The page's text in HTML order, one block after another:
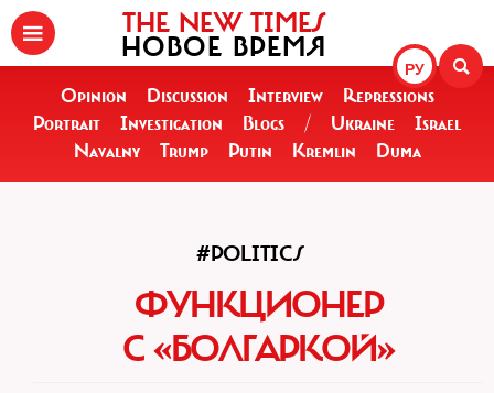
РУ
THE NEW TIMES
НОВОЕ ВРЕМЯ
Opinion Discussion Interview
Repressions
Portrait
Investigation Blogs / Ukraine
Israel
Navalny
Trump Putin Kremlin Duma
#POLITICS
ФУНКЦИОНЕР
С «БОЛГАРКОЙ»